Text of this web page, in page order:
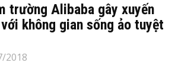
trường Alibaba gây xuyến
không gian sống ảo tuyệt
2018